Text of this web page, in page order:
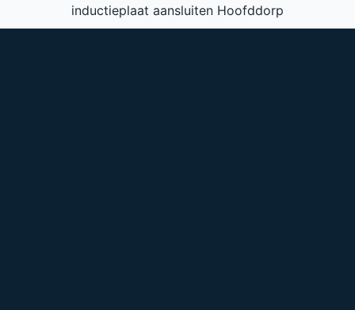
inductieplaat aansluiten Hoofddorp